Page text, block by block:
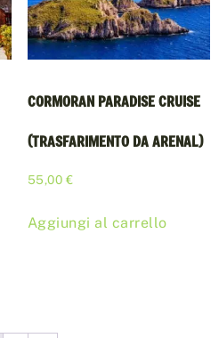
CORMORAN PARADISE CRUISE
(TRASFARIMENTO DA ARENAL)
55,00 €
Aggiungi al carrello